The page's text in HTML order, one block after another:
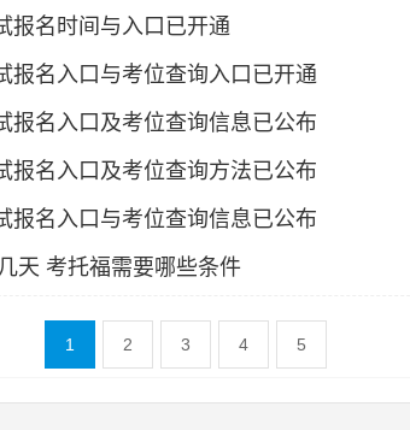
报名时间与入口已开通
报名入口与考位查询入口已开通
报名入口及考位查询信息已公布
报名入口及考位查询方法已公布
报名入口与考位查询信息已公布
天 考托福需要哪些条件
1 2 3 4 5